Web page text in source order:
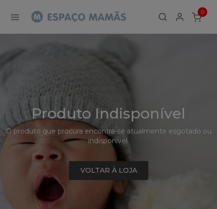
Detalhe
de
Produto
-
Produto
0
ITEMS
Produto Indisponível
O produto que procura encontra-se atualmente esgotado ou
indisponível.
VOLTAR À LOJA